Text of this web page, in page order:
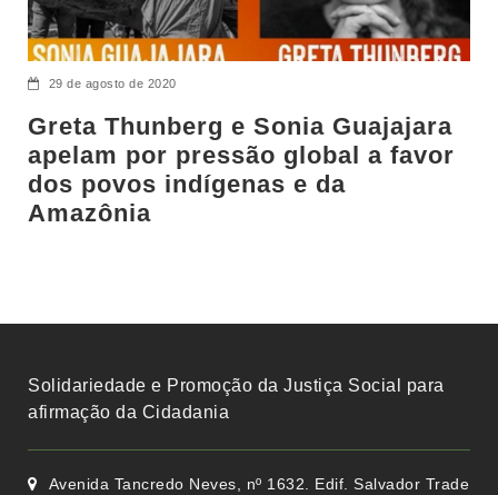
29 de agosto de 2020
Greta Thunberg e Sonia Guajajara
apelam por pressão global a favor
dos povos indígenas e da
Amazônia
Solidariedade e Promoção da Justiça Social para
afirmação da Cidadania
Avenida Tancredo Neves, nº 1632. Edif. Salvador Trade